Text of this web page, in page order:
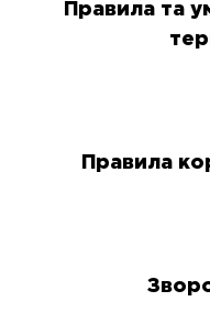
Правила та
Правила